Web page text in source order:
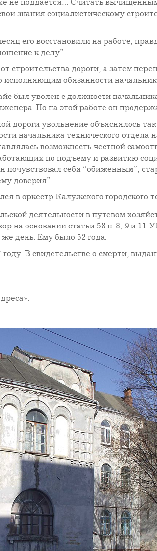
не поддается… Считать
знания социалистическому
его восстановили на работе,
к делу”.
строительства дороги, а затем
обязанности
был уволен с должности
Но на этой работе он
дороги увольнение объяснялось
начальника технического отдела
возможность честной
по подъему и развитию
себя “обиженным”,
доверия”.
в оркестр Калужского городского
деятельности в путевом
на основании статьи 58 п. 8, 9 и
день. Ему было 52 года.
В свидетельстве о смерти,